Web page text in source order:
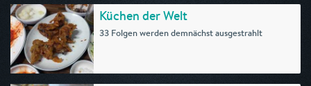
Küchen der Welt
33 Folgen werden demnächst ausgestrahlt